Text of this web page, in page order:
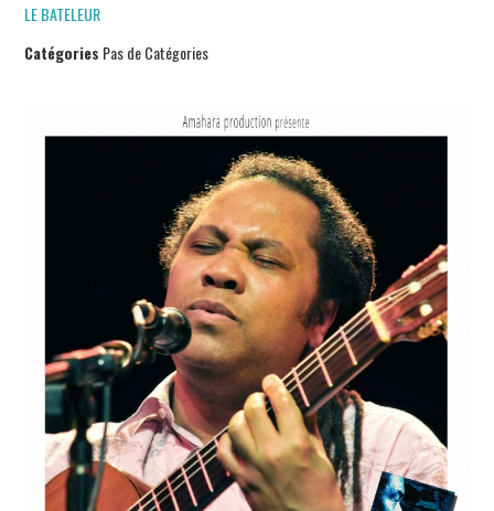
LE BATELEUR
Catégories Pas de Catégories